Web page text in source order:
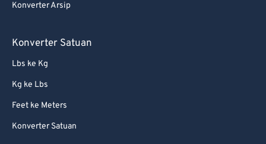
Konverter Arsip
Konverter Satuan
Lbs ke Kg
Kg ke Lbs
Feet ke Meters
Konverter Satuan